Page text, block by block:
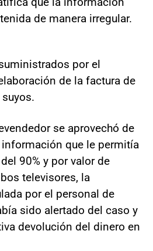
de manera irregular.
por el
de la factura de
se aprovechó de
que le permitía
90% y por valor de
televisores, la
por el personal de
sido alertado del caso y
devolución del dinero en